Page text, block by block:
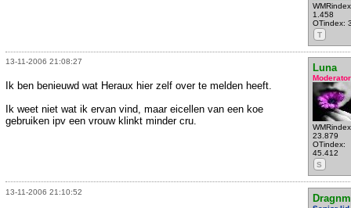
1.458
OTindex:
T
13-11-2006 21:08:27
Luna
Moderator
23.879
OTindex:
45.412
S
Ik ben benieuwd wat Heraux hier zelf over te melden heeft.
Ik weet niet wat ik ervan vind, maar eicellen van een koe
gebruiken ipv een vrouw klinkt minder cru.
13-11-2006 21:10:52